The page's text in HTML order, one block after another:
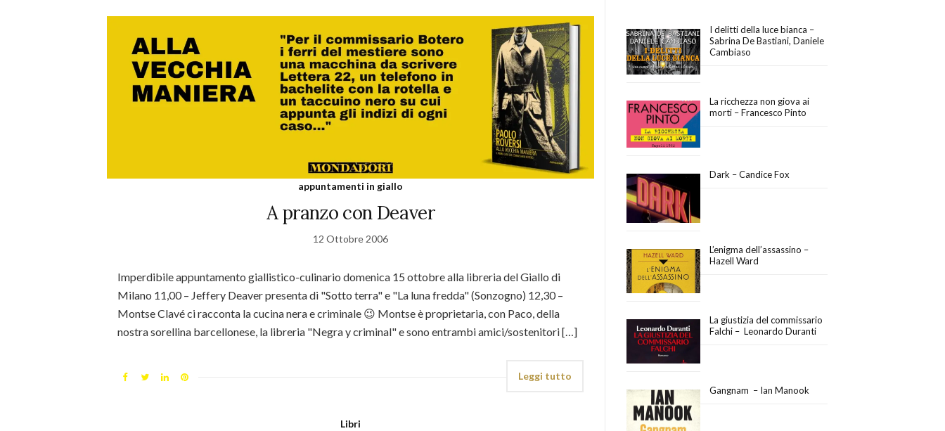
appuntamenti in giallo
A pranzo con Deaver
12 Ottobre 2006
Imperdibile appuntamento giallistico-culinario domenica 15 ottobre alla libreria del Giallo di
Milano 11,00 – Jeffery Deaver presenta di "Sotto terra" e "La luna fredda" (Sonzogno) 12,30 –
Montse Clavé ci racconta la cucina nera e criminale 😉 Montse è proprietaria, con Paco, della
nostra sorellina barcellonese, la libreria "Negra y criminal" e sono entrambi amici/sostenitori […]
Leggi tutto
Libri
I delitti della luce bianca –
Sabrina De Bastiani, Daniele
Cambiaso
La ricchezza non giova ai
morti – Francesco Pinto
Dark – Candice Fox
L’enigma dell’assassino –
Hazell Ward
La giustizia del commissario
Falchi – Leonardo Duranti
Gangnam – Ian Manook